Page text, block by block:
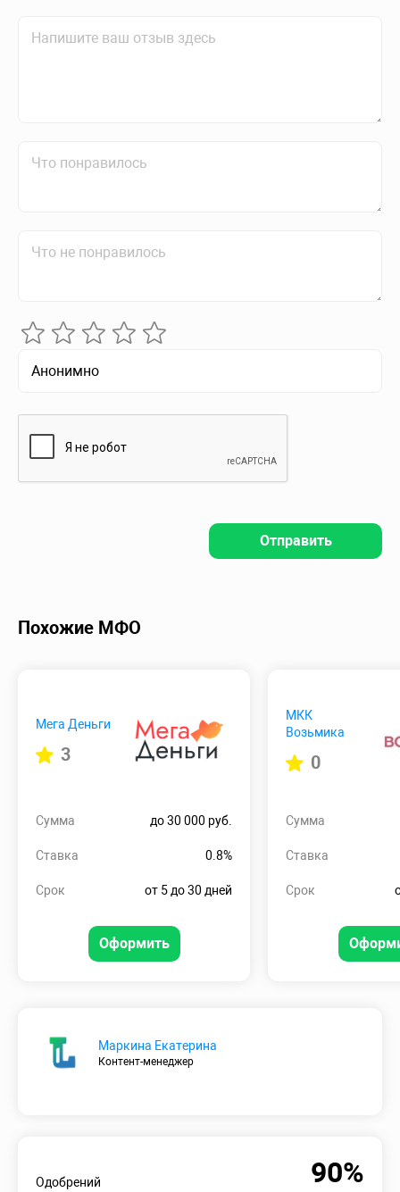
Отправить
Похожие МФО
Мега Деньги
3
Сумма до 30 000 руб.
Ставка 0.8%
Срок от 5 до 30 дней
Оформить
МКК
Возьмика
0
Сумма
Ставка
Срок
Маркина Екатерина
Контент-менеджер
Одобрений 90%